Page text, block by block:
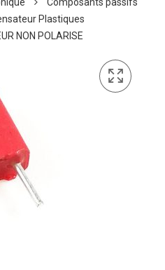
Composants passifs
Plastiques
NON POLARISE